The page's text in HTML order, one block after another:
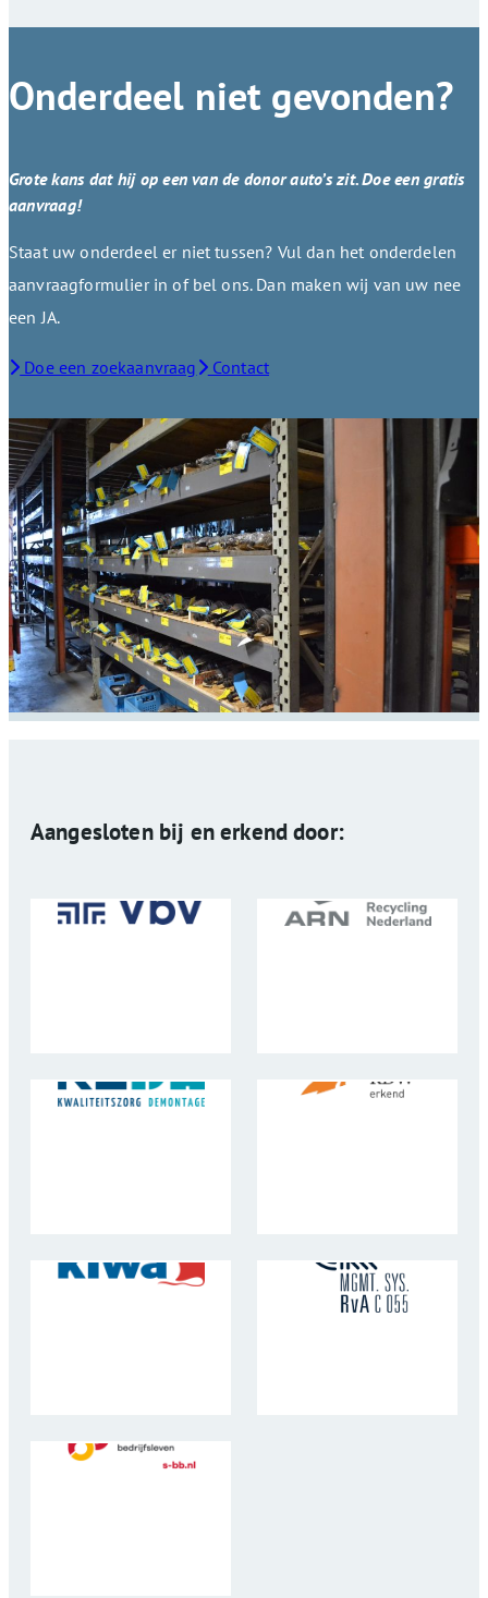
Onderdeel niet gevonden?
Grote kans dat hij op een van de donor auto’s zit. Doe een gratis
aanvraag!
Staat uw onderdeel er niet tussen? Vul dan het onderdelen
aanvraagformulier in of bel ons. Dan maken wij van uw nee
een JA.
Doe een zoekaanvraag Contact
Aangesloten bij en erkend door: